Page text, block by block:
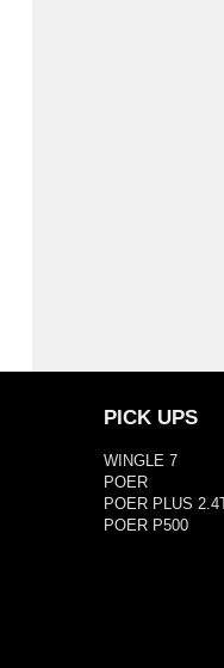
PICK UPS
WINGLE 7
POER
POER PLUS
POER P500